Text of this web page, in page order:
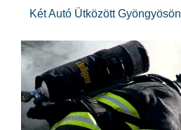
Két Autó Ütközött Gyöngyösön